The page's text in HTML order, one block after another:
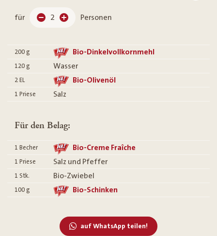
für 2 Personen
200 g Bio-Dinkelvollkornmehl
120 g Wasser
2 EL Bio-Olivenöl
1 Priese Salz
Für den Belag:
1 Becher Bio-Creme Fraîche
1 Priese Salz und Pfeffer
1 Stk. Bio-Zwiebel
100 g Bio-Schinken
auf WhatsApp teilen!